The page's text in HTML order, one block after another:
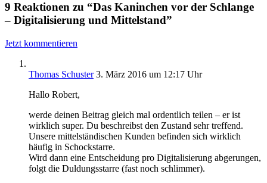
9 Reaktionen zu “Das Kaninchen vor der Schlange
– Digitalisierung und Mittelstand”
Jetzt kommentieren
Thomas Schuster 3. März 2016 um 12:17 Uhr
Hallo Robert,
werde deinen Beitrag gleich mal ordentlich teilen – er ist
wirklich super. Du beschreibst den Zustand sehr treffend.
Unsere mittelständischen Kunden befinden sich wirklich
häufig in Schockstarre.
Wird dann eine Entscheidung pro Digitalisierung abgerungen,
folgt die Duldungsstarre (fast noch schlimmer).